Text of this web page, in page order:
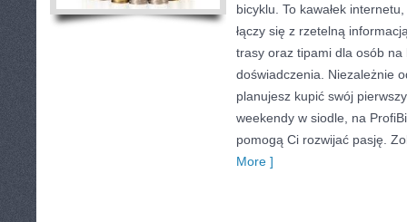
bicyklu. To kawałek
łączy się z rzetelną
trasy oraz tipami dla osób na
doświadczenia. Niezależnie
planujesz kupić swój
weekendy w siodle, na
pomogą Ci rozwijać pasję.
More ]